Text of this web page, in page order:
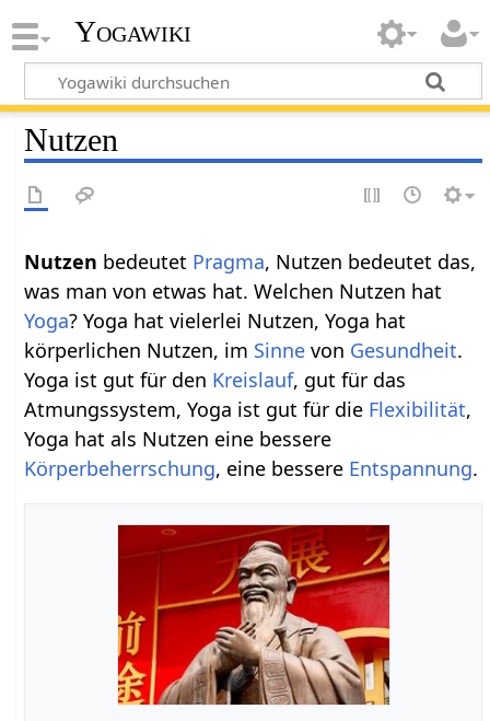
Yogawiki
Nutzen
bedeutet Pragma, Nutzen bedeutet das,
was man von etwas hat. Welchen Nutzen hat
Yoga? Yoga hat vielerlei Nutzen, Yoga hat
körperlichen Nutzen, im Sinne von Gesundheit.
Yoga ist gut für den Kreislauf, gut für das
Atmungssystem, Yoga ist gut für die Flexibilität,
Yoga hat als Nutzen eine bessere
Körperbeherrschung, eine bessere Entspannung.